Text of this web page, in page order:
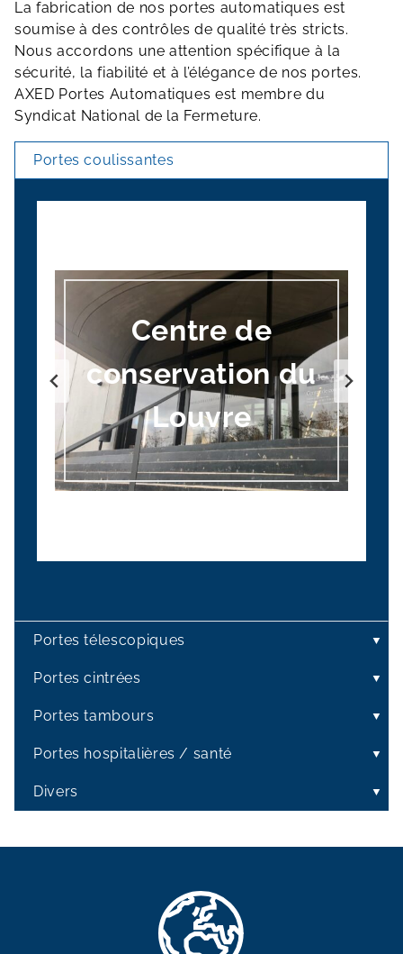
La fabrication de nos portes automatiques est
soumise à des contrôles de qualité très stricts.
Nous accordons une attention spécifique à la
sécurité, la fiabilité et à l’élégance de nos portes.
AXED Portes Automatiques est membre du
Syndicat National de la Fermeture.
Portes coulissantes
Centre de
conservation du
Louvre
Portes télescopiques
Portes cintrées
Portes tambours
Portes hospitalières / santé
Divers